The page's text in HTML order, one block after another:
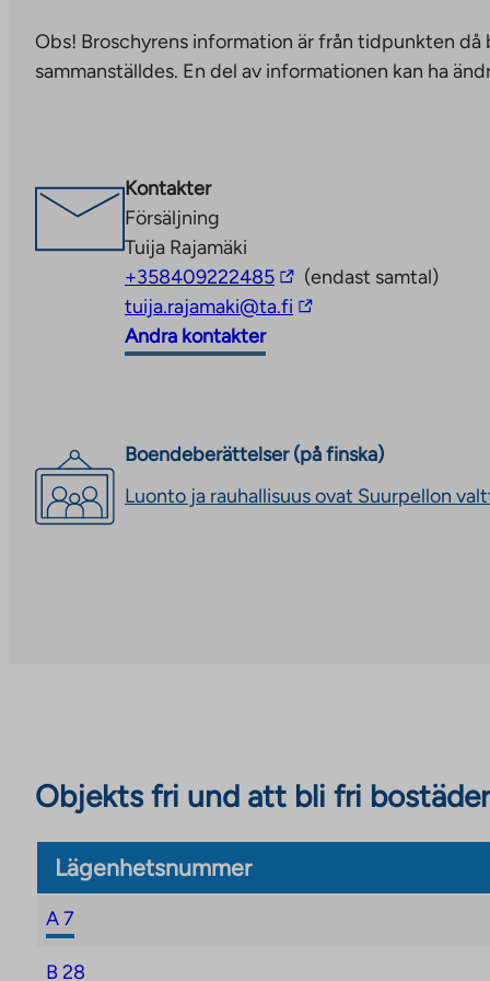
you
to
Link
opens
in
new
tab
Obs! Broschyrens information är från tidpunkten då
sammanställdes. En del av informationen kan ha
Kontakter
Försäljning
Tuija Rajamäki
+358409222485The
link
external
(endast samtal)
tuija.rajamaki@ta.fi The
an
external
site
Andra kontakter
Boendeberättelser (på finska)
Luonto ja rauhallisuus ovat Suurpellon
Objekts fri und att bli fri bostäder
Lägenhetsnummer
A 7
B 28